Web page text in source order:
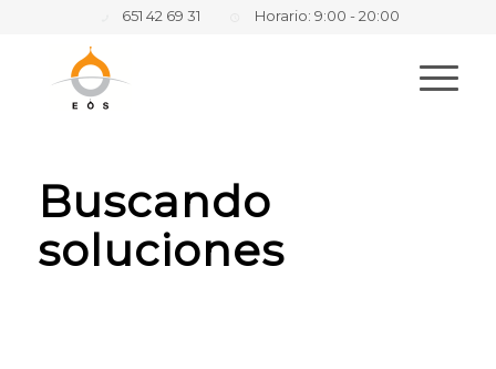
651 42 69 31 Horario: 9:00 - 20:00
Buscando
soluciones